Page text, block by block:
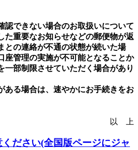
認できない場合のお取扱いについて
重要なお知らせなどの郵便物が返
との連絡が不通の状態が続いた場
座管理の実施が不可能となることか
一部制限させていただく場合があり
ある場合は、速やかにお手続きをお
以 上
ださい(全国版ページにジャ